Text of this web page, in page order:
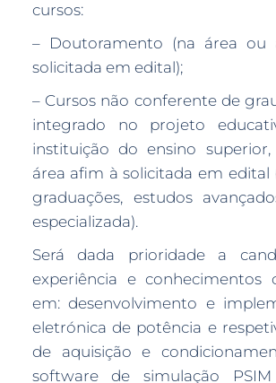
cursos:
– Doutoramento (na área ou
solicitada em edital);
– Cursos não conferente de
integrado no projeto
instituição do ensino
área afim à solicitada em edital
graduações, estudos
especializada).
Será dada prioridade a
experiência e conhecimentos
em: desenvolvimento e
eletrónica de potência e
de aquisição e
software de simulação PSIM